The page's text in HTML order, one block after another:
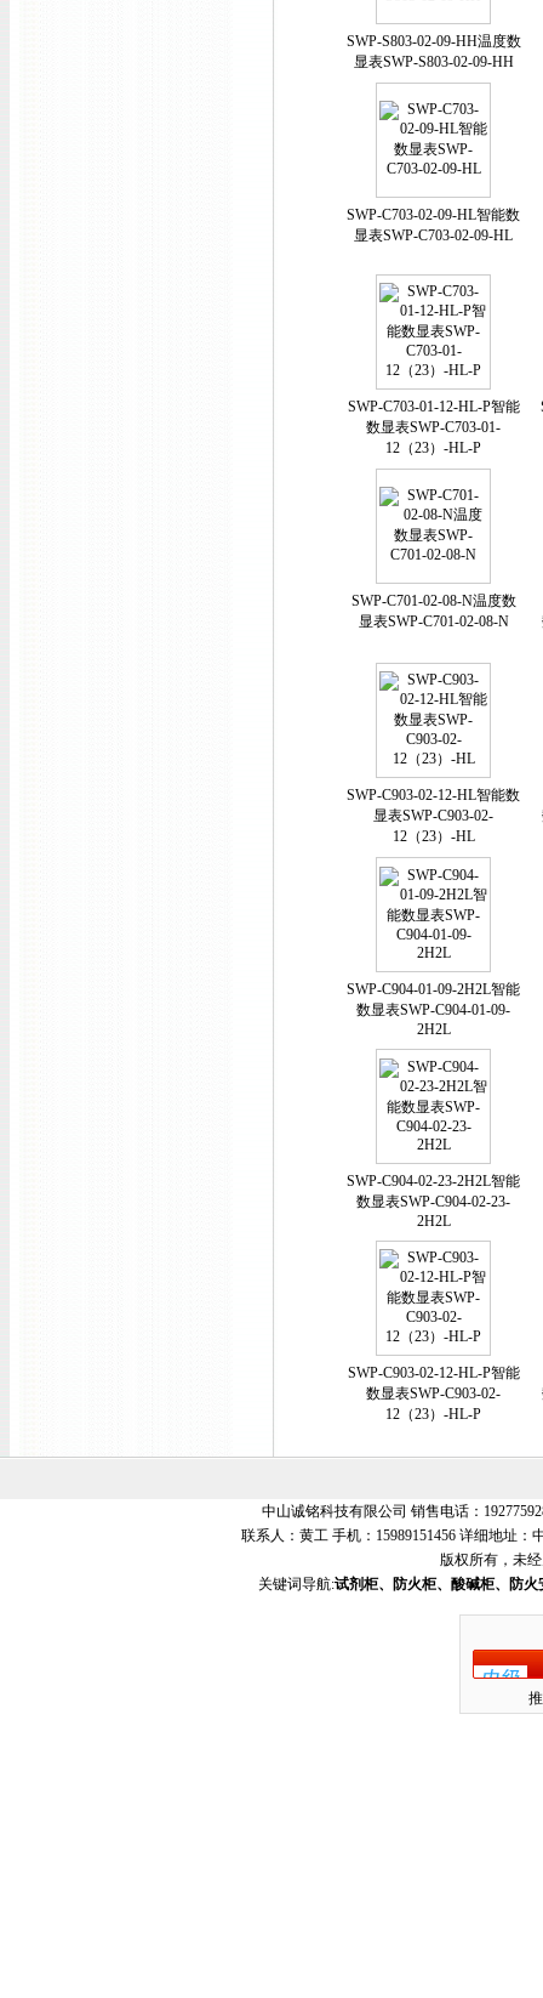
SWP-S803-02-09-HH温度数
显表SWP-S803-02-09-HH
SWP-C703-02-09-HL智能数
显表SWP-C703-02-09-HL
SWP-C703-01-12-HL-P智能
数显表SWP-C703-01-
12（23）-HL-P
SWP-C701-02-08-N温度数
显表SWP-C701-02-08-N
SWP-C903-02-12-HL智能数
显表SWP-C903-02-
12（23）-HL
SWP-C904-01-09-2H2L智能
数显表SWP-C904-01-09-
2H2L
SWP-C904-02-23-2H2L智能
数显表SWP-C904-02-23-
2H2L
SWP-C903-02-12-HL-P智能
数显表SWP-C903-02-
12（23）-HL-P
中山诚铭科技有限公司 销售电话：
联系人：黄工 手机：15989151456 详细地址
版权所有，未
关键词导航:试剂柜、防火柜、酸碱柜、防